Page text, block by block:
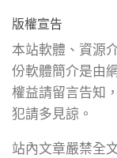
版權宣告
本站軟體、資源
份軟體簡介是由
權益請留言告知
犯請多見諒。
站內文章嚴禁全